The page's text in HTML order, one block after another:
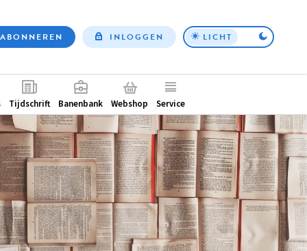
Top
ABONNEREN INLOGGEN LICHT
Tijdschrift Banenbank Webshop Service